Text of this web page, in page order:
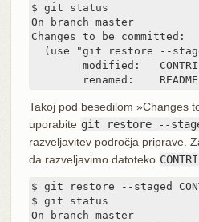
$ git status
On branch master
Changes to be committed:
(use "git restore --
renamed:
Takoj pod besedilom »Changes
uporabite git restore --
razveljavitev področja priprave.
da razveljavimo datoteko
$ git restore --staged
$ git status
On branch master